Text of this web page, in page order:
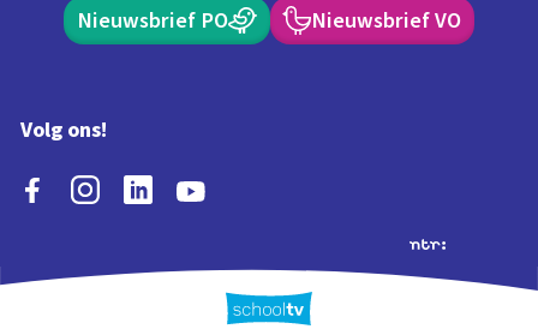
Nieuwsbrief PO Nieuwsbrief VO
Volg ons!